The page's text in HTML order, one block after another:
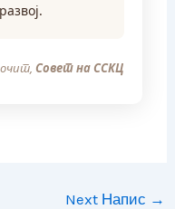
Совет на ССКЦ
Next Напис →